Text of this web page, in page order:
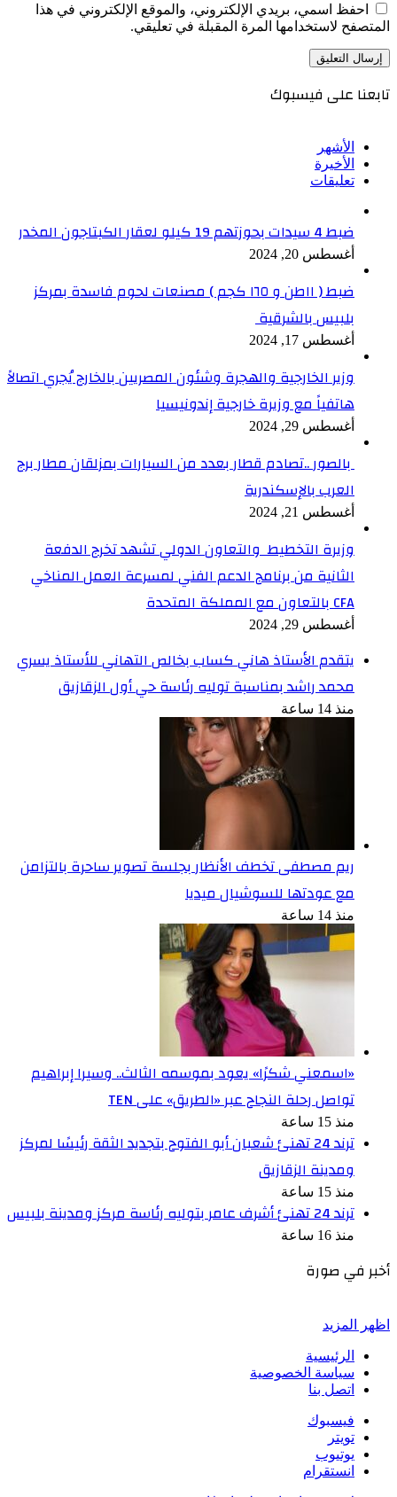
احفظ اسمي، بريدي الإلكتروني، والموقع الإلكتروني في هذا
المتصفح لاستخدامها المرة المقبلة في تعليقي.
تابعنا على فيسبوك
الأشهر
الأخيرة
تعليقات
ضبط 4 سيدات بحوزتهم 19 كيلو لعقار الكبتاجون المخدر
أغسطس 20, 2024
ضبط ( ١١طن و ١٦٥ كجم ) مصنعات لحوم فاسدة بمركز
بلبيس بالشرقية
أغسطس 17, 2024
وزير الخارجية والهجرة وشئون المصريين بالخارج يُجري اتصالاً
هاتفياً مع وزيرة خارجية إندونيسيا
أغسطس 29, 2024
بالصور ..تصادم قطار بعدد من السيارات بمزلقان مطار برج
العرب بالإسكندرية
أغسطس 21, 2024
وزيرة التخطيط والتعاون الدولي تشهد تخرج الدفعة
الثانية من برنامج الدعم الفني لمسرعة العمل المناخي
CFA بالتعاون مع المملكة المتحدة
أغسطس 29, 2024
​يتقدم الأستاذ هاني كساب بخالص التهاني للأستاذ يسري
محمد راشد بمناسبة توليه رئاسة حي أول الزقازيق
منذ 14 ساعة
ريم مصطفى تخطف الأنظار بجلسة تصوير ساحرة بالتزامن
مع عودتها للسوشيال ميديا
منذ 14 ساعة
«اسمعني شكرًا» يعود بموسمه الثالث.. وسيرا إبراهيم
تواصل رحلة النجاح عبر «الطريق» على TEN
منذ 15 ساعة
ترند 24 تهنئ شعبان أبو الفتوح بتجديد الثقة رئيسًا لمركز
ومدينة الزقازيق
منذ 15 ساعة
ترند 24 تهنئ أشرف عامر بتوليه رئاسة مركز ومدينة بلبيس
منذ 16 ساعة
أخبر في صورة
اظهر المزيد
الرئيسية
سياسة الخصوصية
اتصل بنا
فيسبوك
تويتر
يوتيوب
انستقرام